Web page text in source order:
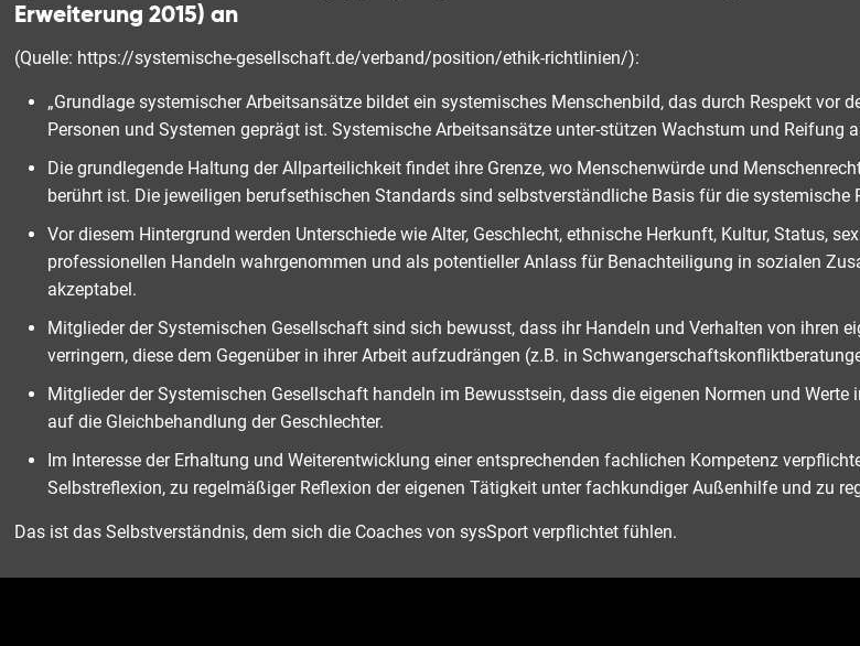
Erweiterung 2015) an
(Quelle: https://systemische-gesellschaft.de/verband/position/ethik-richtlinien/):
„Grundlage systemischer Arbeitsansätze bildet ein systemisches Menschenbild, das durch Respekt vor
Personen und Systemen geprägt ist. Systemische Arbeitsansätze unter-stützen Wachstum und
Die grundlegende Haltung der Allparteilichkeit findet ihre Grenze, wo Menschenwürde und
berührt ist. Die jeweiligen berufsethischen Standards sind selbstverständliche Basis für die systemische
Vor diesem Hintergrund werden Unterschiede wie Alter, Geschlecht, ethnische Herkunft, Kultur, Status,
professionellen Handeln wahrgenommen und als potentieller Anlass für Benachteiligung in sozialen
akzeptabel.
Mitglieder der Systemischen Gesellschaft sind sich bewusst, dass ihr Handeln und Verhalten von ihren
verringern, diese dem Gegenüber in ihrer Arbeit aufzudrängen (z.B. in
Mitglieder der Systemischen Gesellschaft handeln im Bewusstsein, dass die eigenen Normen und
auf die Gleichbehandlung der Geschlechter.
Im Interesse der Erhaltung und Weiterentwicklung einer entsprechenden fachlichen Kompetenz
Selbstreflexion, zu regelmäßiger Reflexion der eigenen Tätigkeit unter fachkundiger Außenhilfe und zu
Das ist das Selbstverständnis, dem sich die Coaches von sysSport verpflichtet fühlen.